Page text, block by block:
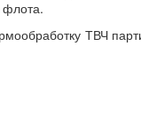
флота.
ТВЧ